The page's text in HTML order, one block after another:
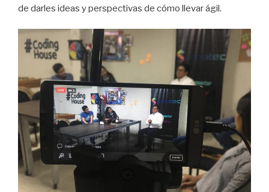
de darles ideas y perspectivas de cómo llevar ágil.